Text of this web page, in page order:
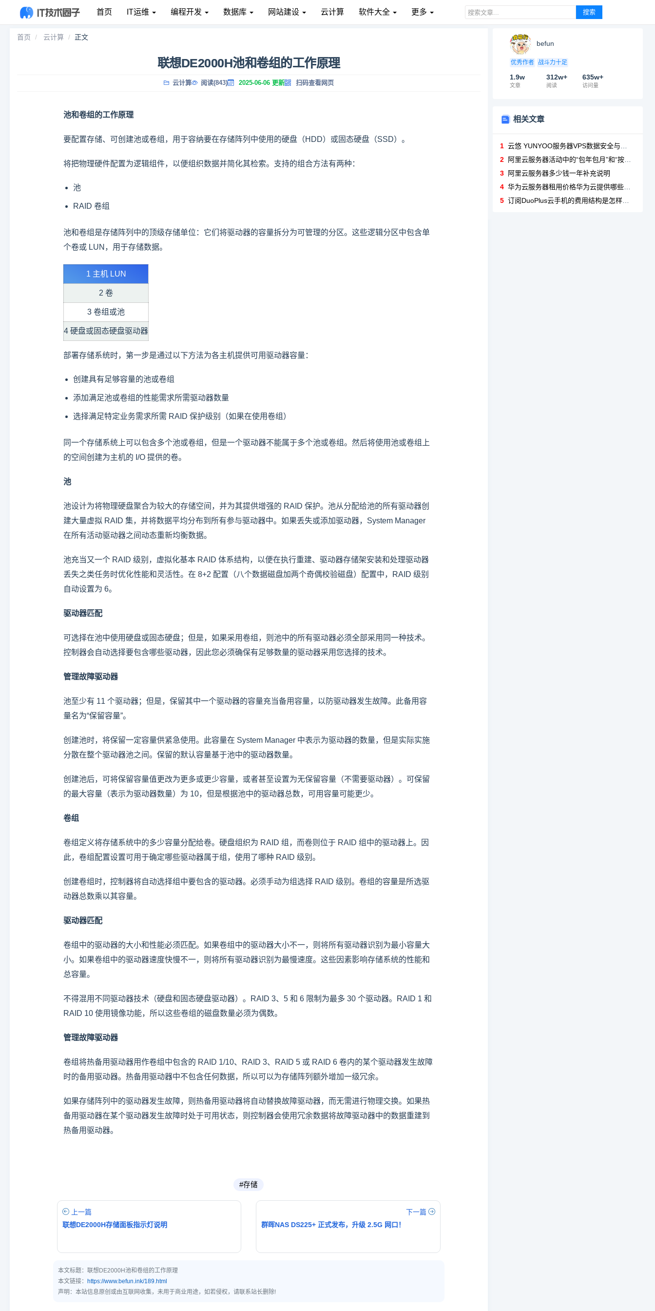
首页 IT运维 编程开发 数据库 网站建设 云计算 软件大全 更多 搜索
首页 云计算 正文
联想DE2000H池和卷组的工作原理
云计算 阅读(843) 2025-06-06 更新 扫码查看网页
池和卷组的工作原理
要配置存储、可创建池或卷组，用于容纳要在存储阵列中使用的硬盘（HDD）或固态硬盘（SSD）。
将把物理硬件配置为逻辑组件，以便组织数据并简化其检索。支持的组合方法有两种：
池
RAID 卷组
池和卷组是存储阵列中的顶级存储单位：它们将驱动器的容量拆分为可管理的分区。这些逻辑分区中包含单
个卷或 LUN，用于存储数据。
1 主机 LUN
2 卷
3 卷组或池
4 硬盘或固态硬盘驱动器
部署存储系统时，第一步是通过以下方法为各主机提供可用驱动器容量：
创建具有足够容量的池或卷组
添加满足池或卷组的性能需求所需驱动器数量
选择满足特定业务需求所需 RAID 保护级别（如果在使用卷组）
同一个存储系统上可以包含多个池或卷组，但是一个驱动器不能属于多个池或卷组。然后将使用池或卷组上
的空间创建为主机的 I/O 提供的卷。
池
池设计为将物理硬盘聚合为较大的存储空间，并为其提供增强的 RAID 保护。池从分配给池的所有驱动器创
建大量虚拟 RAID 集，并将数据平均分布到所有参与驱动器中。如果丢失或添加驱动器，System Manager
在所有活动驱动器之间动态重新均衡数据。
池充当又一个 RAID 级别，虚拟化基本 RAID 体系结构，以便在执行重建、驱动器存储架安装和处理驱动器
丢失之类任务时优化性能和灵活性。在 8+2 配置（八个数据磁盘加两个奇偶校验磁盘）配置中，RAID 级别
自动设置为 6。
驱动器匹配
可选择在池中使用硬盘或固态硬盘；但是，如果采用卷组，则池中的所有驱动器必须全部采用同一种技术。
控制器会自动选择要包含哪些驱动器，因此您必须确保有足够数量的驱动器采用您选择的技术。
管理故障驱动器
池至少有 11 个驱动器；但是，保留其中一个驱动器的容量充当备用容量，以防驱动器发生故障。此备用容
量名为“保留容量”。
创建池时，将保留一定容量供紧急使用。此容量在 System Manager 中表示为驱动器的数量，但是实际实施
分散在整个驱动器池之间。保留的默认容量基于池中的驱动器数量。
创建池后，可将保留容量值更改为更多或更少容量，或者甚至设置为无保留容量（不需要驱动器）。可保留
的最大容量（表示为驱动器数量）为 10，但是根据池中的驱动器总数，可用容量可能更少。
卷组
卷组定义将存储系统中的多少容量分配给卷。硬盘组织为 RAID 组，而卷则位于 RAID 组中的驱动器上。因
此，卷组配置设置可用于确定哪些驱动器属于组，使用了哪种 RAID 级别。
创建卷组时，控制器将自动选择组中要包含的驱动器。必须手动为组选择 RAID 级别。卷组的容量是所选驱
动器总数乘以其容量。
驱动器匹配
卷组中的驱动器的大小和性能必须匹配。如果卷组中的驱动器大小不一，则将所有驱动器识别为最小容量大
小。如果卷组中的驱动器速度快慢不一，则将所有驱动器识别为最慢速度。这些因素影响存储系统的性能和
总容量。
不得混用不同驱动器技术（硬盘和固态硬盘驱动器）。RAID 3、5 和 6 限制为最多 30 个驱动器。RAID 1 和
RAID 10 使用镜像功能，所以这些卷组的磁盘数量必须为偶数。
管理故障驱动器
卷组将热备用驱动器用作卷组中包含的 RAID 1/10、RAID 3、RAID 5 或 RAID 6 卷内的某个驱动器发生故障
时的备用驱动器。热备用驱动器中不包含任何数据，所以可以为存储阵列额外增加一级冗余。
如果存储阵列中的驱动器发生故障，则热备用驱动器将自动替换故障驱动器，而无需进行物理交换。如果热
备用驱动器在某个驱动器发生故障时处于可用状态，则控制器会使用冗余数据将故障驱动器中的数据重建到
热备用驱动器。
#存储
上一篇
联想DE2000H存储面板指示灯说明
下一篇
群晖NAS DS225+ 正式发布，升级 2.5G 网口！
本文标题： 联想DE2000H池和卷组的工作原理
本文链接： https://www.befun.ink/189.html
声明：本站信息原创或由互联网收集，未用于商业用途，如若侵权，请联系站长删除!
befun
优秀作者 战斗力十足
1.9w
文章
312w+
阅读
635w+
访问量
相关文章
1 云悠 YUNYOO服务器VPS数据安全与备份
2
阿里云服务器活动中的“包年包月”和“按量付费”哪种更划算？
3
阿里云服务器多少钱一年补充说明
4 华为云服务器租用价格华为云提供哪些类型的云服务器（如通用型、计算型、内存型），价格如何区分？
5 订阅DuoPlus云手机的费用结构是怎样的？是否有免费试用或按需付费选项？